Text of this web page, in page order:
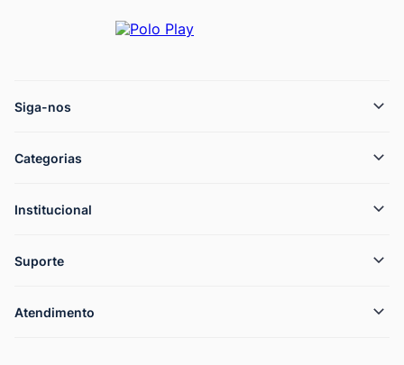
Siga-nos
Categorias
Institucional
Suporte
Atendimento